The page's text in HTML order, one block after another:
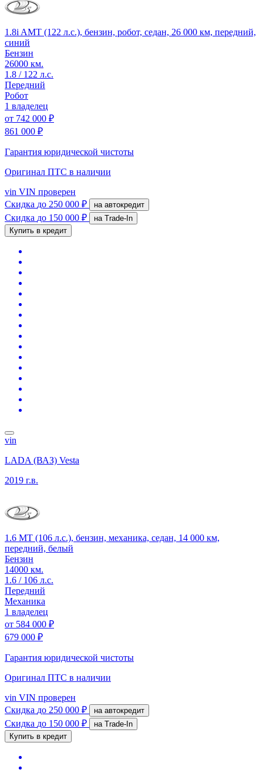
1.8i AMT (122 л.с.), бензин, робот, седан, 26 000 км, передний,
синий
Бензин
26000 км.
1.8 / 122 л.с.
Передний
Робот
1 владелец
от 742 000 ₽
861 000 ₽
Гарантия юридической чистоты
Оригинал ПТС в наличии
vin VIN проверен
Скидка до 250 000 ₽ на автокредит
Скидка до 150 000 ₽
на Trade-In
Купить в кредит
vin
LADA (ВАЗ) Vesta
2019 г.в.
1.6 MT (106 л.с.), бензин, механика, седан, 14 000 км,
передний, белый
Бензин
14000 км.
1.6 / 106 л.с.
Передний
Механика
1 владелец
от 584 000 ₽
679 000 ₽
Гарантия юридической чистоты
Оригинал ПТС в наличии
vin VIN проверен
Скидка до 250 000 ₽ на автокредит
Скидка до 150 000 ₽
на Trade-In
Купить в кредит